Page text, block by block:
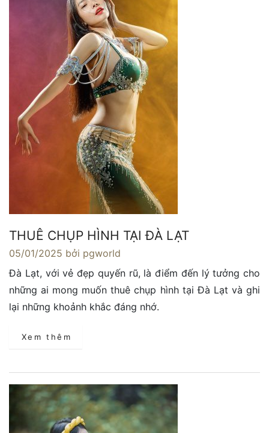
THUÊ CHỤP HÌNH TẠI ĐÀ LẠT
05/01/2025 bởi pgworld
Đà Lạt, với vẻ đẹp quyến rũ, là điểm đến lý tưởng cho
những ai mong muốn thuê chụp hình tại Đà Lạt và ghi
lại những khoảnh khắc đáng nhớ.
Xem thêm